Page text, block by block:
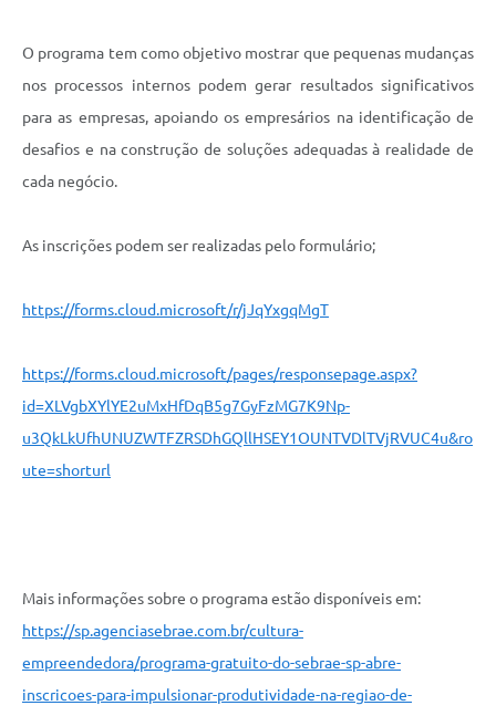
O programa tem como objetivo mostrar que pequenas mudanças
nos processos internos podem gerar resultados significativos
para as empresas, apoiando os empresários na identificação de
desafios e na construção de soluções adequadas à realidade de
cada negócio.
As inscrições podem ser realizadas pelo formulário;
https://forms.cloud.microsoft/r/jJqYxgqMgT
https://forms.cloud.microsoft/pages/responsepage.aspx?
id=XLVgbXYlYE2uMxHfDqB5g7GyFzMG7K9Np-
u3QkLkUfhUNUZWTFZRSDhGQllHSEY1OUNTVDlTVjRVUC4u&ro
ute=shorturl
Mais informações sobre o programa estão disponíveis em:
https://sp.agenciasebrae.com.br/cultura-
empreendedora/programa-gratuito-do-sebrae-sp-abre-
inscricoes-para-impulsionar-produtividade-na-regiao-de-